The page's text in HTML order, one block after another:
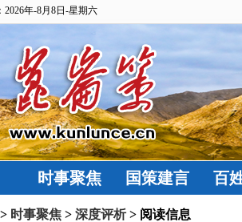
2026年-8月8日-星期六
时事聚焦 国策建言 百
> 时事聚焦 > 深度评析> 阅读信息